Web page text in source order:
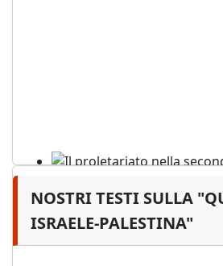
Il proletariato nella
guerra mondiale e nella
NOSTRI TESTI SULLA
ISRAELE-PALESTINA"